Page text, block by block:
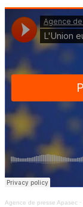
Agence de presse Apasec ·